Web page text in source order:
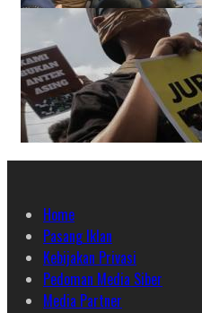
Home
Pasang Iklan
Kebijakan Privasi
Pedoman Media Siber
Media Partner